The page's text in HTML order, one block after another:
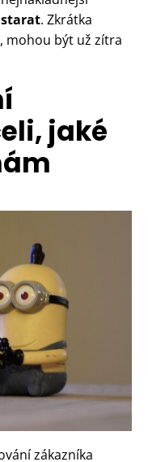
. Zkrátka
mohou být už zítra
jaké
zákazníka